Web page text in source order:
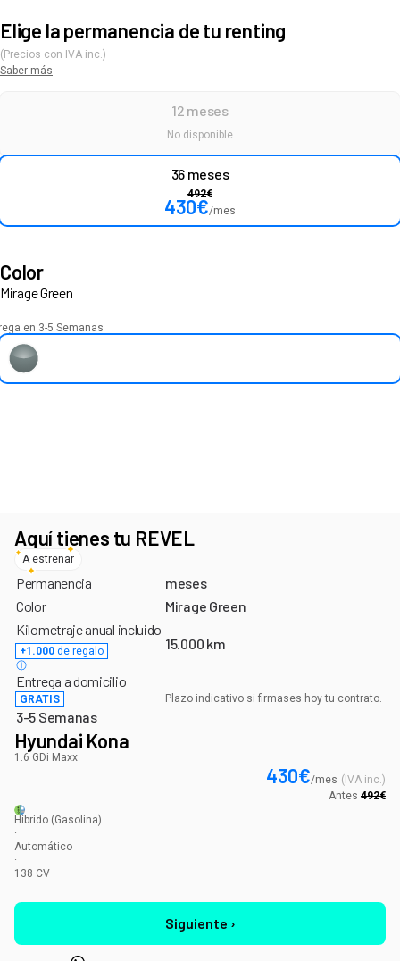
Elige la permanencia de tu renting
(Precios con IVA inc.)
Saber más
12 meses
No disponible
36 meses
492€
430€/mes
Color
Mirage Green
en 3-5 Semanas
Aquí tienes tu REVEL
A estrenar
Permanencia
meses
Color
Mirage Green
Kilometraje anual incluido
+1.000 de regalo 15.000 km
Entrega a domicilio
GRATIS
3-5 Semanas
Plazo indicativo si firmases hoy tu contrato.
Hyundai Kona
1.6 GDi Maxx
430€/mes ( IVA inc.)
Antes 492€
Híbrido (Gasolina)
·
Automático
·
138 CV
Siguiente ›